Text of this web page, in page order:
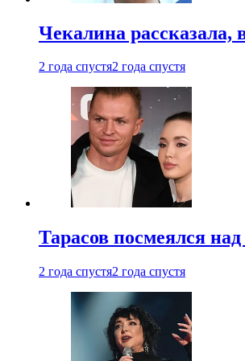
Чекалина рассказала,
2 года спустя2 года спустя
Тарасов посмеялся
2 года спустя2 года спустя